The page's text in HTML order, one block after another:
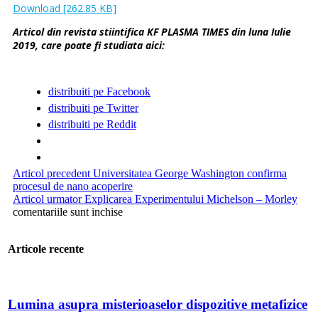
Download [262.85 KB]
Articol din revista stiintifica KF PLASMA TIMES din luna Iulie
2019, care poate fi studiata aici:
distribuiti pe Facebook
distribuiti pe Twitter
distribuiti pe Reddit
Articol precedent Universitatea George Washington confirma
procesul de nano acoperire
Articol urmatorExplicarea Experimentului Michelson – Morley
comentariile sunt inchise
Articole recente
Lumina asupra misterioaselor dispozitive metafizice